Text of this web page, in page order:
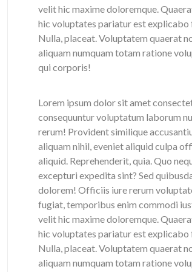
velit hic maxime doloremque.
hic voluptates pariatur est
Nulla, placeat. Voluptatem quaerat
aliquam numquam totam ratione
qui corporis!
Lorem ipsum dolor sit amet
consequuntur voluptatum laborum
rerum! Provident similique
aliquam nihil, eveniet aliquid culpa
aliquid. Reprehenderit, quia. Quo
excepturi expedita sint? Sed
dolorem! Officiis iure rerum
fugiat, temporibus enim commodi
velit hic maxime doloremque.
hic voluptates pariatur est
Nulla, placeat. Voluptatem quaerat
aliquam numquam totam ratione